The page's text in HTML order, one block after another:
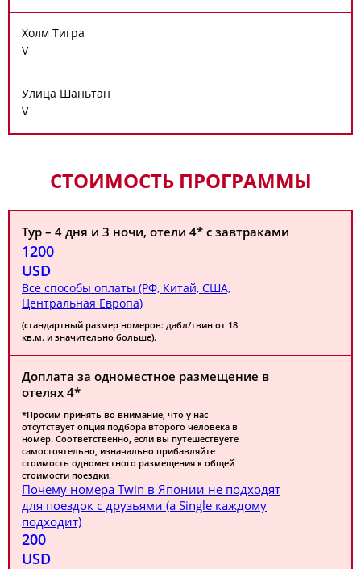
Холм Тигра
V
Улица Шаньтан
V
СТОИМОСТЬ ПРОГРАММЫ
Тур – 4 дня и 3 ночи, отели 4* с завтраками
1200
USD
Все способы оплаты (РФ, Китай, США,
Центральная Европа)
(стандартный размер номеров: дабл/твин от 18
кв.м. и значительно больше).
Доплата за одноместное размещение в
отелях 4*
*Просим принять во внимание, что у нас
отсутствует опция подбора второго человека в
номер. Соответственно, если вы путешествуете
самостоятельно, изначально прибавляйте
стоимость одноместного размещения к общей
стоимости поездки.
Почему номера Twin в Японии не подходят
для поездок с друзьями (а Single каждому
подходит)
200
USD